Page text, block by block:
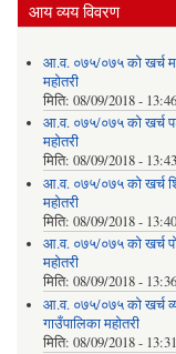
आय व्यय विवरण
आ.व. ०७५/०७५ को खर्च
महोतरी
मिति: 08/09/2018 - 13:46
आ.व. ०७५/०७५ को खर्च
महोतरी
मिति: 08/09/2018 - 13:43
आ.व. ०७५/०७५ को खर्च
महोतरी
मिति: 08/09/2018 - 13:40
आ.व. ०७५/०७५ को खर्च
महोतरी
मिति: 08/09/2018 - 13:36
आ.व. ०७५/०७५ को खर्च
गाउँपालिका महोतरी
मिति: 08/09/2018 - 13:31